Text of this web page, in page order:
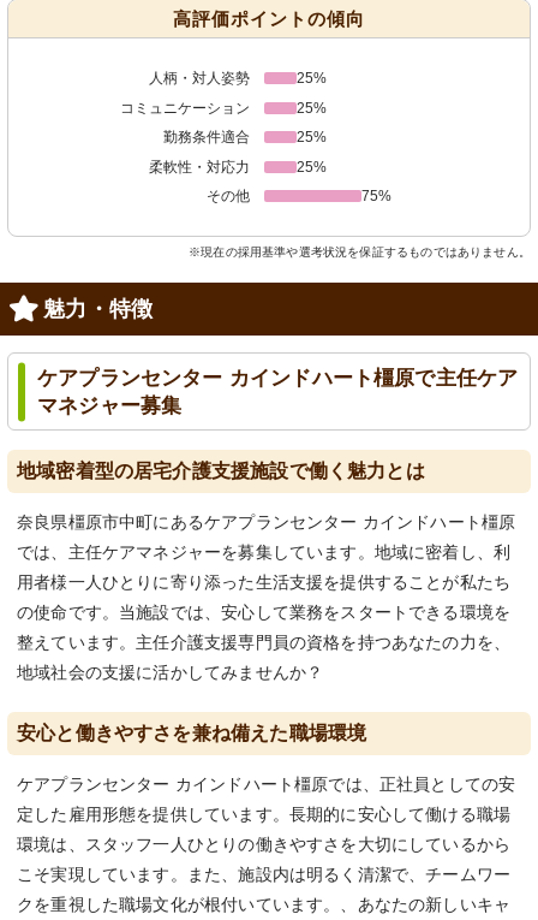
高評価ポイントの傾向
人柄・対人姿勢
25%
コミュニケーション
25%
勤務条件適合
25%
柔軟性・対応力
25%
その他
75%
※現在の採用基準や選考状況を保証するものではありません。
魅力・特徴
ケアプランセンター カインドハート橿原で主任ケア
マネジャー募集
地域密着型の居宅介護支援施設で働く魅力とは
奈良県橿原市中町にあるケアプランセンター カインドハート橿原
では、主任ケアマネジャーを募集しています。地域に密着し、利
用者様一人ひとりに寄り添った生活支援を提供することが私たち
の使命です。当施設では、安心して業務をスタートできる環境を
整えています。主任介護支援専門員の資格を持つあなたの力を、
地域社会の支援に活かしてみませんか？
安心と働きやすさを兼ね備えた職場環境
ケアプランセンター カインドハート橿原では、正社員としての安
定した雇用形態を提供しています。長期的に安心して働ける職場
環境は、スタッフ一人ひとりの働きやすさを大切にしているから
こそ実現しています。また、施設内は明るく清潔で、チームワー
クを重視した職場文化が根付いています。、あなたの新しいキャ